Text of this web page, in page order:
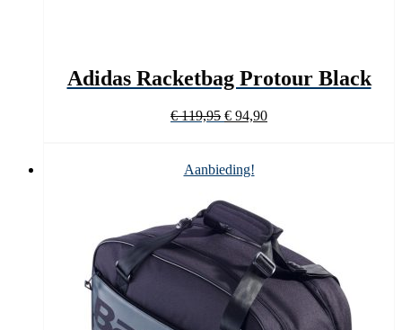
Adidas Racketbag Protour Black
€119,95 Oorspronkelijke
€ 119,95.
€ 94,90Huidige
Aanbieding!